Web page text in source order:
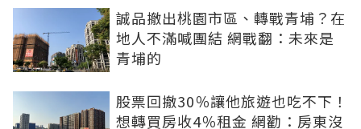
誠品撤出桃園市區、轉戰青埔？在
地人不滿喊團結 網戰翻：未來是
青埔的
股票回撤30％讓他旅遊也吃不下！
想轉買房收4％租金 網勸：房東沒